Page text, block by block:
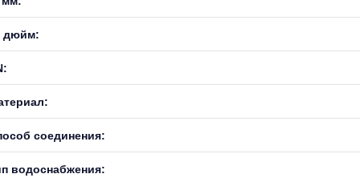
дюйм:
соединения:
водоснабжения: